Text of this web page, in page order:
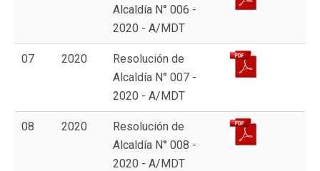
Alcaldía N° 006 -
2020 - A/MDT
07 2020
Resolución de
Alcaldía N° 007 -
2020 - A/MDT
08 2020
Resolución de
Alcaldía N° 008 -
2020 - A/MDT